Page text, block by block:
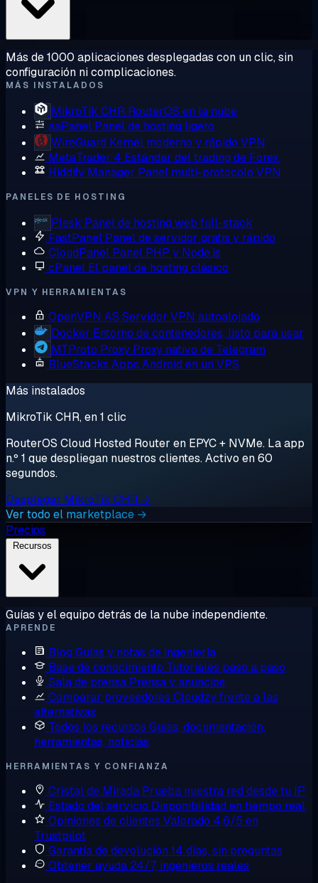
Más de 1000 aplicaciones desplegadas con un clic, sin
configuración ni complicaciones.
MÁS INSTALADOS
MikroTik CHR RouterOS en la nube
aaPanel Panel de hosting ligero
WireGuard Kernel moderno y rápido VPN
MetaTrader 4 Estándar del trading de Forex
Hiddify Manager Panel multi-protocolo VPN
PANELES DE HOSTING
Plesk Panel de hosting web full-stack
FastPanel Panel de servidor gratis y rápido
CloudPanel Panel PHP y Node.js
cPanel El panel de hosting clásico
VPN Y HERRAMIENTAS
OpenVPN AS Servidor VPN autoalojado
Docker Entorno de contenedores, listo para usar
MTProto Proxy Proxy nativo de Telegram
BlueStacks Apps Android en un VPS
Más instalados
MikroTik CHR, en 1 clic
RouterOS Cloud Hosted Router en EPYC + NVMe. La app
n.º 1 que despliegan nuestros clientes. Activo en 60
segundos.
Desplegar MikroTik CHR →
Ver todo el marketplace →
Precios
Guías y el equipo detrás de la nube independiente.
APRENDE
Blog Guías y notas de ingeniería
Base de conocimiento Tutoriales paso a paso
Sala de prensa Prensa y anuncios
Comparar proveedores Cloudzy frente a las
alternativas
Todos los recursos Guías, documentación,
herramientas, noticias
HERRAMIENTAS Y CONFIANZA
Cristal de Mirada Prueba nuestra red desde tu IP
Estado del servicio Disponibilidad en tiempo real
Opiniones de clientes Valorado 4,6/5 en
Trustpilot
Garantía de devolución 14 días, sin preguntas
Obtener ayuda 24/7, ingenieros reales